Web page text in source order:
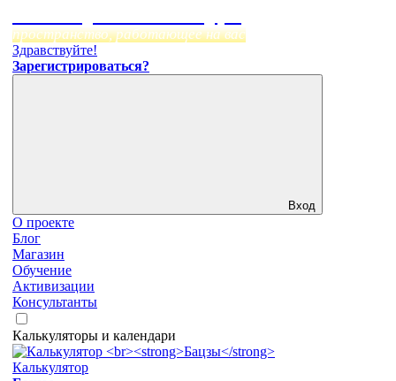
пространство, работающее на вас
Здравствуйте!
Зарегистрироваться?
Вход
О проекте
Блог
Магазин
Обучение
Активизации
Консультанты
Калькуляторы и календари
Калькулятор